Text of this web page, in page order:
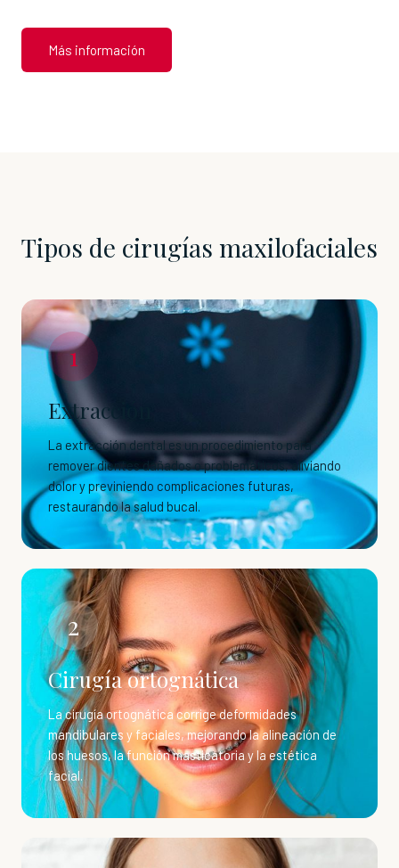
Más información
Tipos de cirugías maxilofaciales
1
Extracción
La extracción dental es un procedimiento para
remover dientes dañados o problemáticos, aliviando
dolor y previniendo complicaciones futuras,
restaurando la salud bucal.
2
Cirugía ortognática
La cirugía ortognática corrige deformidades
mandibulares y faciales, mejorando la alineación de
los huesos, la función masticatoria y la estética
facial.